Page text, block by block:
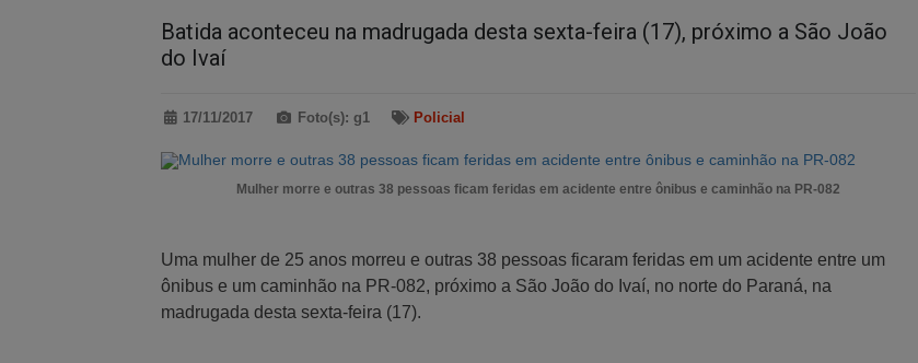
Batida aconteceu na madrugada desta sexta-feira (17), próximo a São João
do Ivaí
17/11/2017 Foto(s): g1 Policial
Mulher morre e outras 38 pessoas ficam feridas em acidente entre ônibus e caminhão na PR-082
Uma mulher de 25 anos morreu e outras 38 pessoas ficaram feridas em um acidente entre um
ônibus e um caminhão na PR-082, próximo a São João do Ivaí, no norte do Paraná, na
madrugada desta sexta-feira (17).